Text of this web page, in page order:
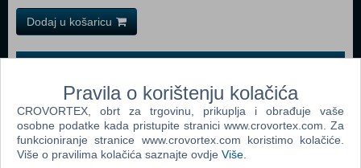
Dodaj u košaricu
Popularno
Grand Theft Auto San Andreas (PC)
Grand Theft Auto Vice City (PC)
Grand Theft Auto IV (PC)
Pravila o korištenju kolačića
CROVORTEX, obrt za trgovinu, prikuplja i obrađuje vaše
osobne podatke kada pristupite stranici www.crovortex.com. Za
funkcioniranje stranice www.crovortex.com koristimo kolačiće.
Više o pravilima kolačića saznajte ovdje Više